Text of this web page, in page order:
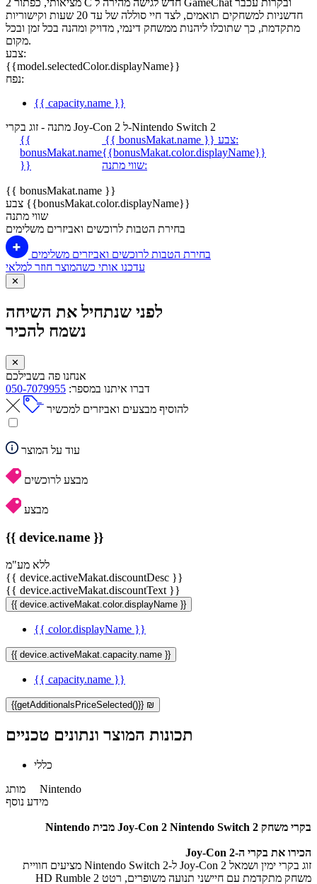
2 מציאותי, כפתור C חדש לגישה מהירה ל GameChat ובקרות עכבר
חדשניות למשחקים תואמים, לצד חיי סוללה של עד 20 שעות וקישוריות
מתקדמת, כך שתוכלו ליהנות ממשחק דינמי, מדויק ומהנה בכל זמן ובכל
מקום.
צבע:
{{model.selectedColor.displayName}}
נפח:
{{ capacity.name }}
מתנה - זוג בקרי Joy-Con 2 ל-Nintendo Switch 2
{{
bonusMakat.name
}}
{{ bonusMakat.name }}
צבע:
{{bonusMakat.color.displayName}}
שווי מתנה:
{{ bonusMakat.name }}
צבע {{bonusMakat.color.displayName}}
שווי מתנה
בחירת הטבות לרוכשים ואביזרים משלימים
בחירת הטבות לרוכשים ואביזרים משלימים
עדכנו אותי כשהמוצר חוזר למלאי
✕
לפני שנתחיל את השיחה
נשמח להכיר
✕
אנחנו פה בשבילכם
דברו איתנו במספר: 050-7079955
להוסיף מבצעים ואביזרים למכשיר
עוד על המוצר
מבצע לרוכשים
מבצע
{{ device.name }}
ללא מע"מ
{{ device.activeMakat.discountDesc }}
{{ device.activeMakat.discountText }}
{{ device.activeMakat.color.displayName }}
{{ color.displayName }}
{{ device.activeMakat.capacity.name }}
{{ capacity.name }}
{{getAdditionalsPriceSelected()}} ₪
תכונות המוצר ונתונים טכניים
כללי
מותג Nintendo
מידע נוסף
בקרי משחק Joy-Con 2 Nintendo Switch 2 מבית Nintendo
הכירו את בקרי ה-Joy-Con 2
זוג בקרי ימין ושמאל Joy-Con 2 ל-Nintendo Switch 2 מציעים חוויית
משחק מתקדמת עם חיישני תנועה משופרים, רטט HD Rumble 2